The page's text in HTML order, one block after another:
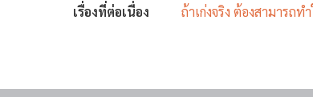
เรื่องที่ต่อเนื่อง ถ้าเก่งจริง ต้องสามารถ